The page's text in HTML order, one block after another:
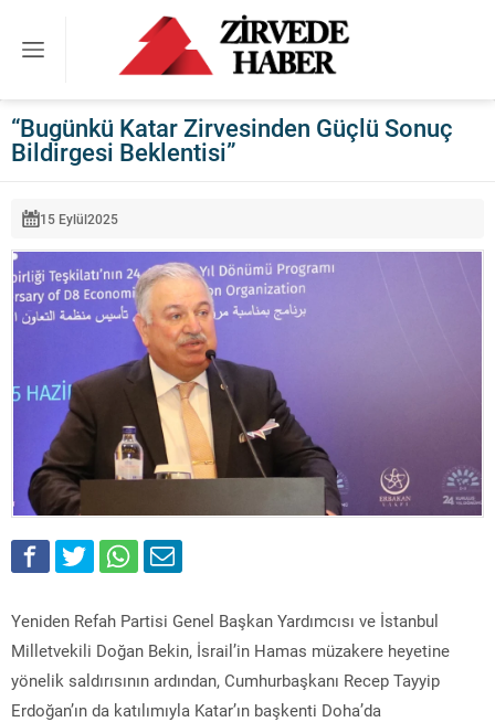
“Bugünkü Katar Zirvesinden Güçlü Sonuç
Bildirgesi Beklentisi”
15 Eylül2025
Yeniden Refah Partisi Genel Başkan Yardımcısı ve İstanbul
Milletvekili Doğan Bekin, İsrail’in Hamas müzakere heyetine
yönelik saldırısının ardından, Cumhurbaşkanı Recep Tayyip
Erdoğan’ın da katılımıyla Katar’ın başkenti Doha’da